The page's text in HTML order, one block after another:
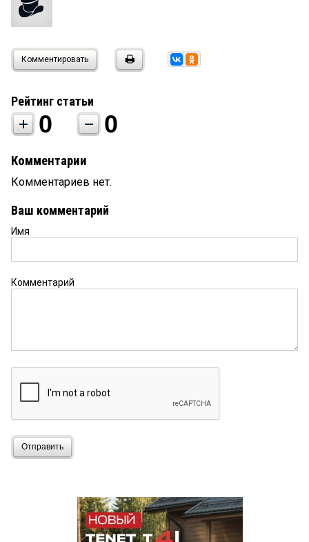
Комментировать
Рейтинг статьи
0 0
Комментарии
Комментариев нет.
Ваш комментарий
Имя
Комментарий
Отправить